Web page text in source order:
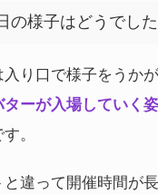
の様子はどうでした
り口で様子をうか
ターが入場していく
。
違って開催時間が